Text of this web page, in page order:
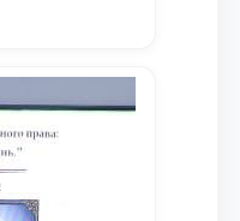
реформ и